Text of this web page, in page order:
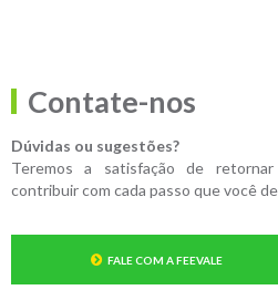
Contate-nos
Dúvidas ou sugestões?
Teremos a satisfação de retornar
contribuir com cada passo que você
FALE COM A FEEVALE